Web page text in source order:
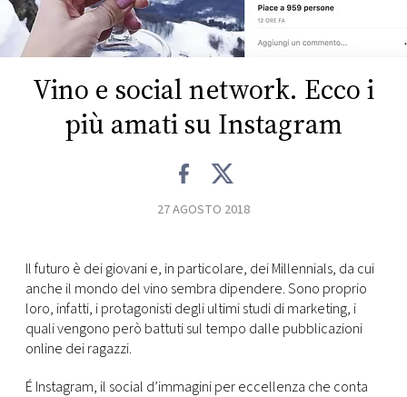
CONCORSI
EVENTI
VIDEO
DI
MONACO
RMC
CONSIGLIA
Vino e social network. Ecco i
più amati su Instagram
27 AGOSTO 2018
Il futuro è dei giovani e, in particolare, dei Millennials, da cui
anche il mondo del vino sembra dipendere. Sono proprio
loro, infatti, i protagonisti degli ultimi studi di marketing, i
quali vengono però battuti sul tempo dalle pubblicazioni
online dei ragazzi.
É Instagram, il social d’immagini per eccellenza che conta